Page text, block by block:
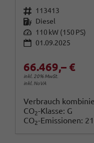
Fahrzeugnr. 113413
Kraftstoff Diesel
Leistung 110 kW (150 PS)
01.09.2025
66.469,– €
inkl. 20% MwSt.
inkl. NoVA
Verbrauch
CO2-Klasse: G
CO2-Emissionen: